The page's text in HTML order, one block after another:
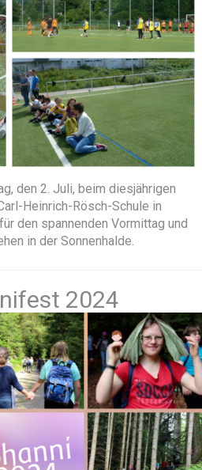
den 2. Juli, beim diesjährigen
Heinrich-Rösch-Schule in
den spannenden Vormittag und
in der Sonnenhalde.
2024